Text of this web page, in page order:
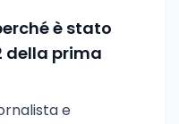
è stato
della prima
e